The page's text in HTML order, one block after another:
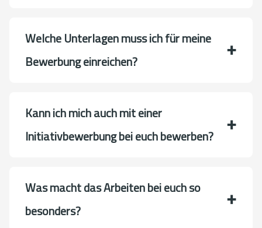
Welche Unterlagen muss ich für meine
Bewerbung einreichen?
Kann ich mich auch mit einer
Initiativbewerbung bei euch bewerben?
Was macht das Arbeiten bei euch so
besonders?